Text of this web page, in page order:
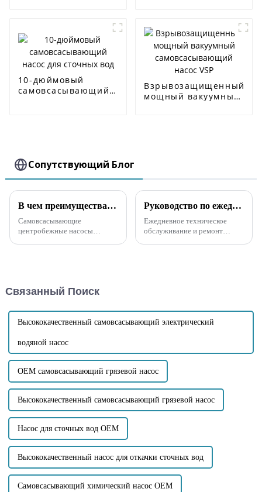
10-дюймовый
самовсасывающий
Взрывозащищенный
мощный вакуумный
Сопутствующий Блог
В чем преимущества самовсасывающих центробежных насосов?
Самовсасывающие
центробежные насосы
самовсасывающий
перекачивать жидкости с
низким уровнем жидкости или
Руководство по ежедневному техническому обслуживанию и ремонту самовсасывающего канализационного насоса
Ежедневное техническое
обслуживание и ремонт
обслуживанием: Перед
техническим обслуживанием
Связанный Поиск
Высококачественный самовсасывающий электрический
водяной насос
OEM самовсасывающий грязевой насос
Высококачественный самовсасывающий грязевой насос
Насос для сточных вод OEM
Высококачественный насос для откачки сточных вод
Самовсасывающий химический насос OEM